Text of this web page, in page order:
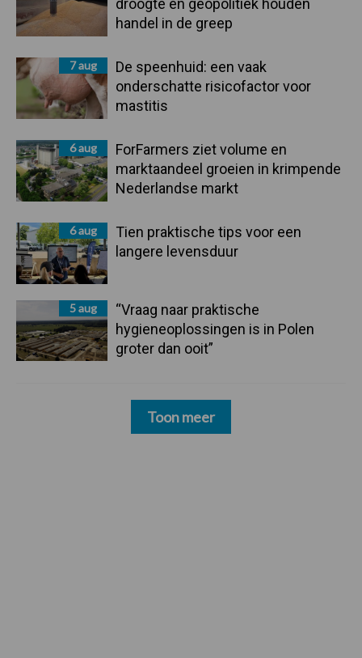
droogte en geopolitiek houden
handel in de greep
7 aug
De speenhuid: een vaak
onderschatte risicofactor voor
mastitis
6 aug
ForFarmers ziet volume en
marktaandeel groeien in krimpende
Nederlandse markt
6 aug
Tien praktische tips voor een
langere levensduur
5 aug
“Vraag naar praktische
hygieneoplossingen is in Polen
groter dan ooit”
Toon meer